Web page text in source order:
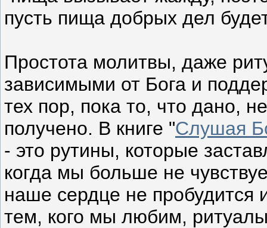
пусть пища добрых дел
Простота молитвы, даже
зависимыми от Бога и
тех пор, пока то, что дано,
получено. В книге "Слушая
- это рутины, которые
когда мы больше не
наше сердце не пробудится
тем, кого мы любим,